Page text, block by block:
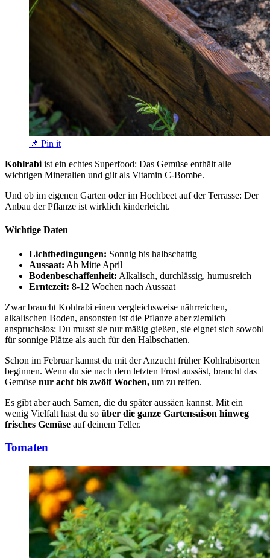
📌 Pin it
Kohlrabi ist ein echtes Superfood: Das Gemüse enthält alle
wichtigen Mineralien und gilt als Vitamin C-Bombe.
Und ob im eigenen Garten oder im Hochbeet auf der Terrasse: Der
Anbau der Pflanze ist wirklich kinderleicht.
Wichtige Daten
Lichtbedingungen: Sonnig bis halbschattig
Aussaat: Ab Mitte April
Bodenbeschaffenheit: Alkalisch, durchlässig, humusreich
Erntezeit: 8-12 Wochen nach Aussaat
Zwar braucht Kohlrabi einen vergleichsweise nährreichen,
alkalischen Boden, ansonsten ist die Pflanze aber ziemlich
anspruchslos: Du musst sie nur mäßig gießen, sie eignet sich sowohl
für sonnige Plätze als auch für den Halbschatten.
Schon im Februar kannst du mit der Anzucht früher Kohlrabisorten
beginnen. Wenn du sie nach dem letzten Frost aussäst, braucht das
Gemüse nur acht bis zwölf Wochen, um zu reifen.
Es gibt aber auch Samen, die du später aussäen kannst. Mit ein
wenig Vielfalt hast du so über die ganze Gartensaison hinweg
frisches Gemüse auf deinem Teller.
Tomaten